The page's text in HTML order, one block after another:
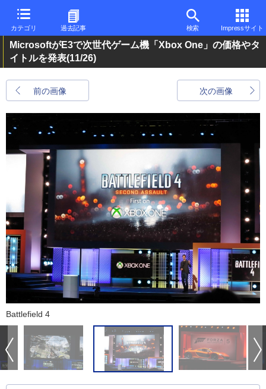
カテゴリ 過去記事 検索 Impressサイト
MicrosoftがE3で次世代ゲーム機「Xbox One」の価格やタ
イトルを発表(11/26)
前の画像 次の画像
Battlefield 4